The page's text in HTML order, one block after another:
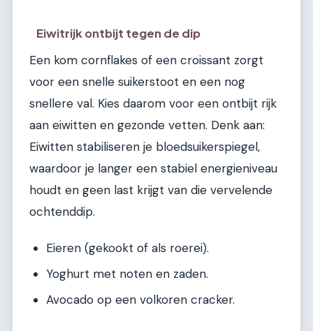
Eiwitrijk ontbijt tegen de dip
Een kom cornflakes of een croissant zorgt
voor een snelle suikerstoot en een nog
snellere val. Kies daarom voor een ontbijt rijk
aan eiwitten en gezonde vetten. Denk aan:
Eiwitten stabiliseren je bloedsuikerspiegel,
waardoor je langer een stabiel energieniveau
houdt en geen last krijgt van die vervelende
ochtenddip.
Eieren (gekookt of als roerei).
Yoghurt met noten en zaden.
Avocado op een volkoren cracker.